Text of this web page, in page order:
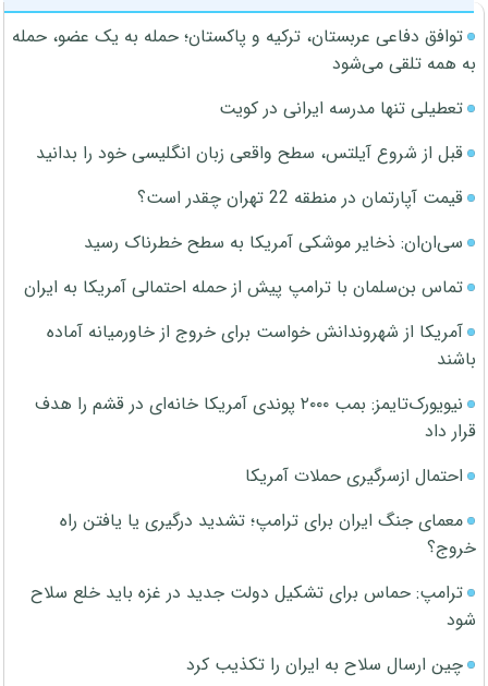
توافق دفاعی عربستان، ترکیه و پاکستان؛ حمله به یک عضو، حمله
به همه تلقی می‌شود
تعطیلی تنها مدرسه ایرانی در کویت
قبل از شروع آیلتس، سطح واقعی زبان انگلیسی خود را بدانید
قیمت آپارتمان در منطقه 22 تهران چقدر است؟
سی‌ان‌ان: ذخایر موشکی آمریکا به سطح خطرناک رسید
تماس بن‌سلمان با ترامپ پیش از حمله احتمالی آمریکا به ایران
آمریکا از شهروندانش خواست برای خروج از خاورمیانه آماده
باشند
نیویورک‌تایمز: بمب ۲۰۰۰ پوندی آمریکا خانه‌ای در قشم را هدف
قرار داد
احتمال ازسرگیری حملات آمریکا
معمای جنگ ایران برای ترامپ؛ تشدید درگیری یا یافتن راه
خروج؟
ترامپ: حماس برای تشکیل دولت جدید در غزه باید خلع سلاح
شود
چین ارسال سلاح به ایران را تکذیب کرد